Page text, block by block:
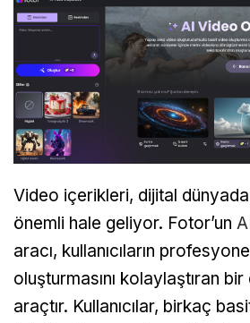
Video içerikleri, dijital
önemli hale geliyor. Fotor’un
aracı, kullanıcıların
oluşturmasını kolaylaştıran
araçtır. Kullanıcılar, birkaç